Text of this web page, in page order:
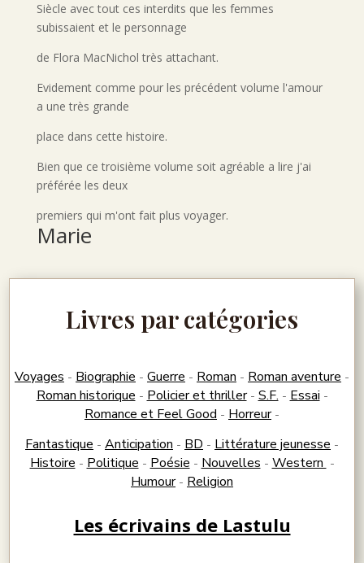
Siècle avec tout ces interdits que les femmes
subissaient et le personnage
de Flora MacNichol très attachant.
Evidement comme pour les précédent volume l'amour
a une très grande
place dans cette histoire.
Bien que ce troisième volume soit agréable a lire j'ai
préférée les deux
premiers qui m'ont fait plus voyager.
Marie
Livres par catégories
Voyages - Biographie - Guerre - Roman - Roman aventure -
Roman historique - Policier et thriller- S.F. - Essai -
Romance et Feel Good - Horreur-
Fantastique - Anticipation - BD - Littérature jeunesse -
Histoire - Politique - Poésie - Nouvelles - Western -
Humour- Religion
Les écrivains de Lastulu